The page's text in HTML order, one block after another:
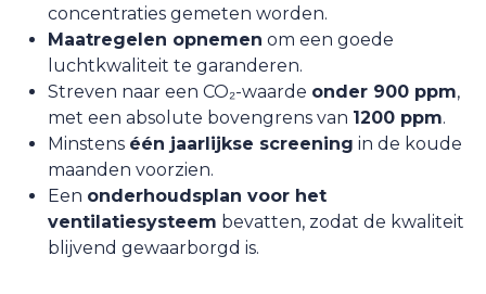
concentraties gemeten worden.
Maatregelen opnemen om een goede
luchtkwaliteit te garanderen.
Streven naar een CO₂-waarde onder 900 ppm,
met een absolute bovengrens van 1200 ppm.
Minstens één jaarlijkse screening in de koude
maanden voorzien.
Een onderhoudsplan voor het
ventilatiesysteem bevatten, zodat de kwaliteit
blijvend gewaarborgd is.